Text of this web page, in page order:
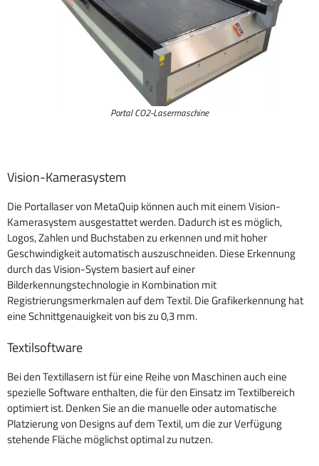
Portal CO2-Lasermaschine
Vision-Kamerasystem
Die Portallaser von MetaQuip können auch mit einem Vision-
Kamerasystem ausgestattet werden. Dadurch ist es möglich,
Logos, Zahlen und Buchstaben zu erkennen und mit hoher
Geschwindigkeit automatisch auszuschneiden. Diese Erkennung
durch das Vision-System basiert auf einer
Bilderkennungstechnologie in Kombination mit
Registrierungsmerkmalen auf dem Textil. Die Grafikerkennung hat
eine Schnittgenauigkeit von bis zu 0,3 mm.
Textilsoftware
Bei den Textillasern ist für eine Reihe von Maschinen auch eine
spezielle Software enthalten, die für den Einsatz im Textilbereich
optimiert ist. Denken Sie an die manuelle oder automatische
Platzierung von Designs auf dem Textil, um die zur Verfügung
stehende Fläche möglichst optimal zu nutzen.